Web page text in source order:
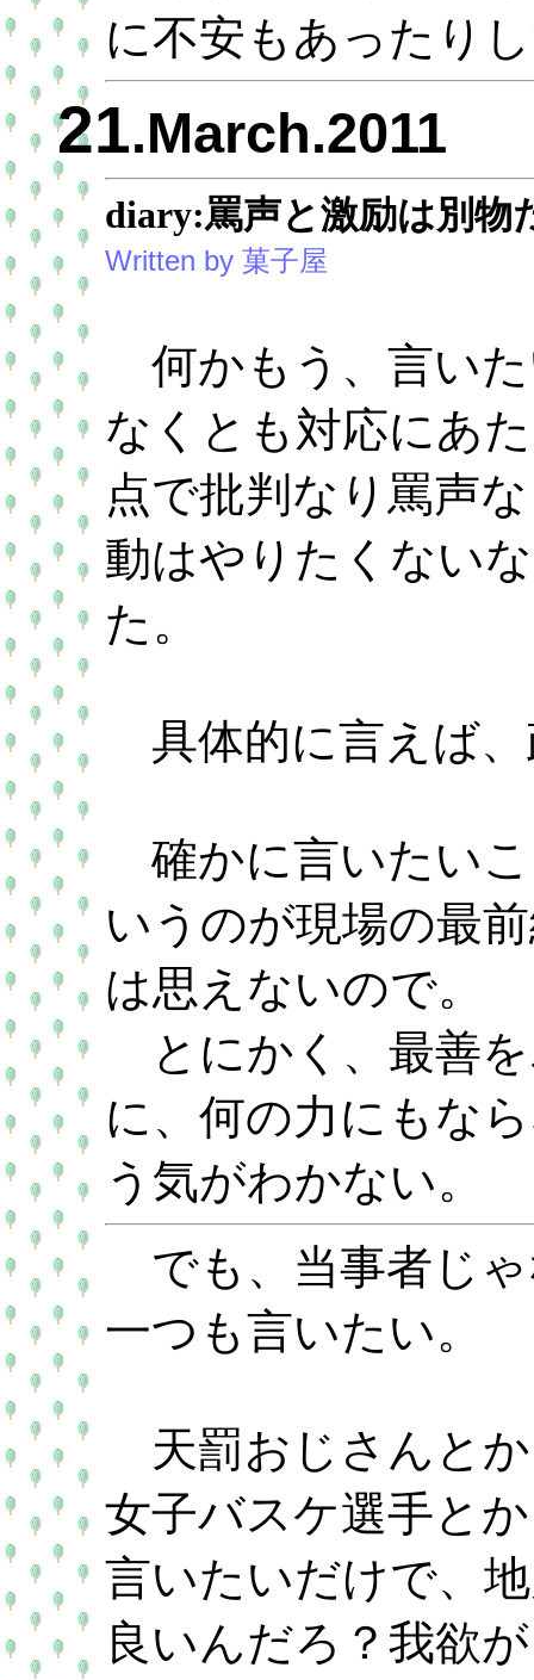
に不安もあったり
21.March.2011
diary:罵声と激励は別物
Written by 菓子屋
何かもう、言い
なくとも対応にあ
点で批判なり罵声
動はやりたくない
た。
具体的に言えば
確かに言いたい
いうのが現場の最
は思えないので。
とにかく、最善
に、何の力にもな
う気がわかない。
でも、当事者じ
一つも言いたい。
天罰おじさんと
女子バスケ選手と
言いたいだけで、
良いんだろ？我欲